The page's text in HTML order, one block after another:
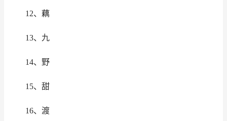
12、藕
13、九
14、野
15、甜
16、渡